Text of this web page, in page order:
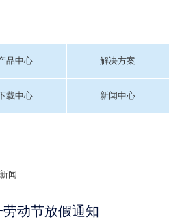
品中心 解决方案
载中心 新闻中心
闻
动节放假通知